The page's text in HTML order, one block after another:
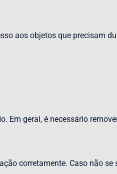
aos objetos que precisam
Em geral, é necessário
corretamente. Caso não